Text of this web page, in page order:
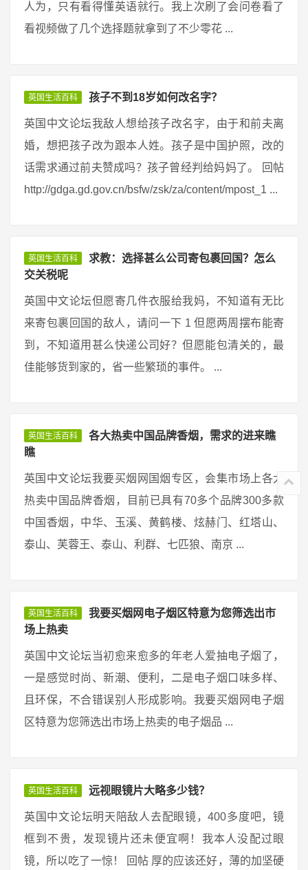
人为，只有看得懂英语就行。我上次刷了会问卷看了
看视频做了几个选择题就拿到了不少零花 ...
英国生活百科 孩子不到18岁如何改名字？
英国中文论坛我敌人想给孩子改名字，由于和前夫离
婚，想把孩子改为跟本人姓。孩子是中国护照，改的
话需求通过前夫赞成吗？孩子曾经判给妈妈了。 回帖
http://gdga.gd.gov.cn/bsfw/zsk/za/content/mpost_1 ...
英国生活百科
求教：选择甚么公司寄包裹回国？怎么
交关税呢
英国中文论坛但愿寄几件衣服给我妈，不知道有无比
来寄包裹回国的敌人，请问一下 1 但愿两周摆布能寄
到，不知道用甚么快递公司好？但愿能包清关的，最
佳能够货到家的，省一些繁琐的事件。 ...
英国生活百科
各大热卖中国品牌香烟，需求的进来瞧
瞧
英国中文论坛我要买烟网国烟专区，会集市场上各大
热卖中国品牌香烟，目前已具有70多个品牌300多款
中国香烟，中华、玉溪、黄鹤楼、炫赫门、红塔山、
泰山、芙蓉王、泰山、利群、七匹狼、南京 ...
英国生活百科
我要买烟网电子烟区特意为您筛选出市
场上热卖
英国中文论坛当初愈来愈多的年老人爱抽电子烟了，
一是感觉时尚、新潮、便利，二是电子烟口味多样、
且环保，不合错误别人形成影响。我要买烟网电子烟
区特意为您筛选出市场上热卖的电子烟品 ...
英国生活百科 远视眼镜片大略多少钱？
英国中文论坛明天陪敌人去配眼镜，400多度吧，镜
框到不贵，发现镜片还未便宜啊！我本人没配过眼
镜，所以吃了一惊！ 回帖 厚的应该还好，薄的加坚硬